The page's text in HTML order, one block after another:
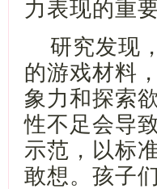
力表现的重
研究发现
的游戏材料
象力和探索
性不足会导
示范，以标
敢想。孩子